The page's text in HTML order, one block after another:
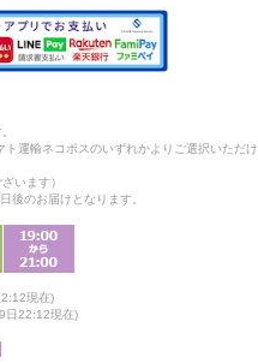
運輸ネコポスのいずれかよりご選択いただけ
います）
後のお届けとなります。
現在)
日22:12現在)